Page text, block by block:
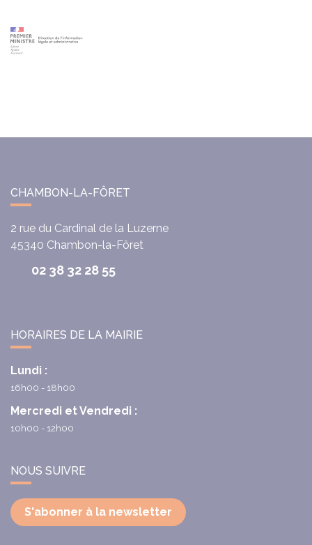
CHAMBON-LA-FÔRET
2 rue du Cardinal de la Luzerne
45340 Chambon-la-Fôret
02 38 32 28 55
HORAIRES DE LA MAIRIE
Lundi :
16h00 - 18h00
Mercredi et Vendredi :
10h00 - 12h00
NOUS SUIVRE
S'abonner à la newsletter